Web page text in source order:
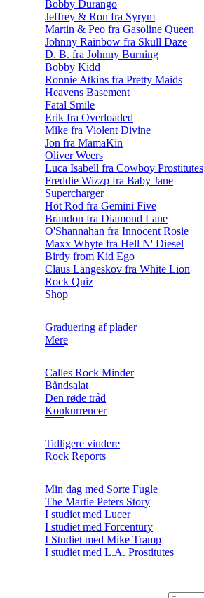
Bobby Durango
Jeffrey & Ron fra Syrym
Martin & Peo fra Gasoline Queen
Johnny Rainbow fra Skull Daze
D. B. fra Johnny Burning
Bobby Kidd
Ronnie Atkins fra Pretty Maids
Heavens Basement
Fatal Smile
Erik fra Overloaded
Mike fra Violent Divine
Jon fra MamaKin
Oliver Weers
Luca Isabell fra Cowboy Prostitutes
Freddie Wizzp fra Baby Jane
Supercharger
Hot Rod fra Gemini Five
Brandon fra Diamond Lane
O'Shannahan fra Innocent Rosie
Maxx Whyte fra Hell N' Diesel
Birdy from Kid Ego
Claus Langeskov fra White Lion
Rock Quiz
Shop
Graduering af plader
Mere
Calles Rock Minder
Båndsalat
Den røde tråd
Konkurrencer
Tidligere vindere
Rock Reports
Min dag med Sorte Fugle
The Martie Peters Story
I studiet med Lucer
I studiet med Forcentury
I Studiet med Mike Tramp
I studiet med L.A. Prostitutes